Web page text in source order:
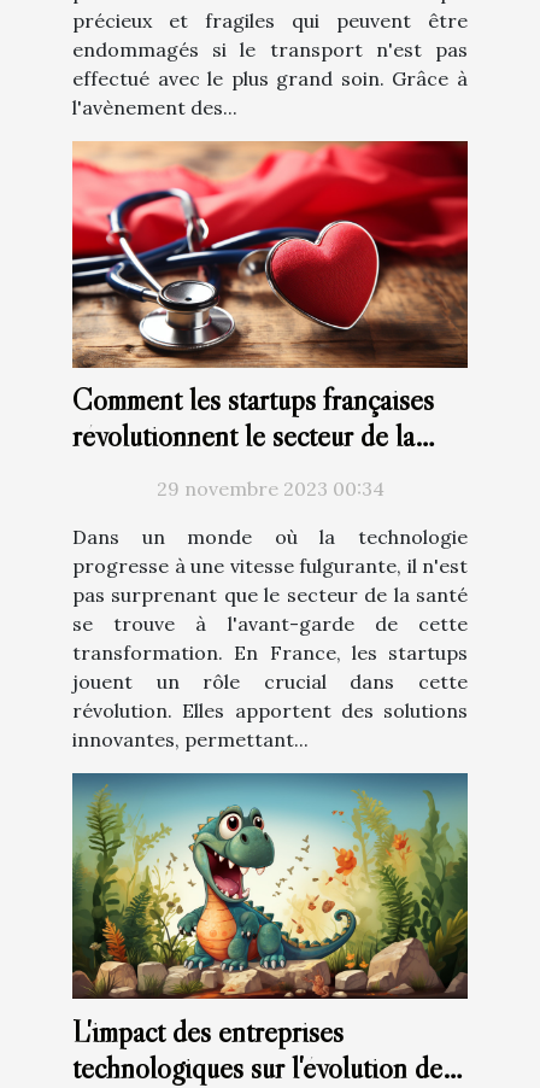
précieux et fragiles qui peuvent être
endommagés si le transport n'est pas
effectué avec le plus grand soin. Grâce à
l'avènement des...
Comment les startups françaises
révolutionnent le secteur de la
santé avec la technologie
29 novembre 2023 00:34
Dans un monde où la technologie
progresse à une vitesse fulgurante, il n'est
pas surprenant que le secteur de la santé
se trouve à l'avant-garde de cette
transformation. En France, les startups
jouent un rôle crucial dans cette
révolution. Elles apportent des solutions
innovantes, permettant...
L'impact des entreprises
technologiques sur l'évolution de